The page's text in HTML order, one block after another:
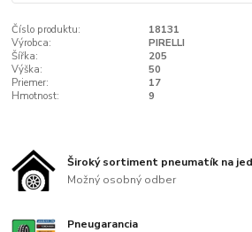
Číslo produktu:
18131
Výrobca:
PIRELLI
Šířka:
205
Výška:
50
Priemer:
17
Hmotnost:
9
Široký sortiment pneumatík na
Možný osobný odber
Pneugarancia